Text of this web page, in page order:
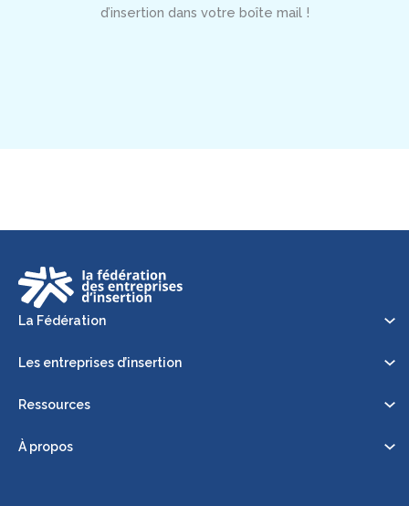
d’insertion dans votre boîte mail !
La Fédération
Les entreprises d’insertion
Ressources
À propos